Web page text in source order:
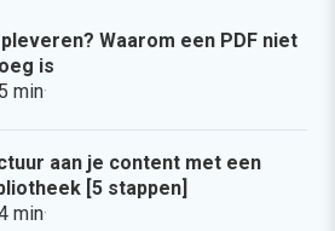
Waarom een PDF niet
is
5 min·
aan je content met een
[5 stappen]
min·